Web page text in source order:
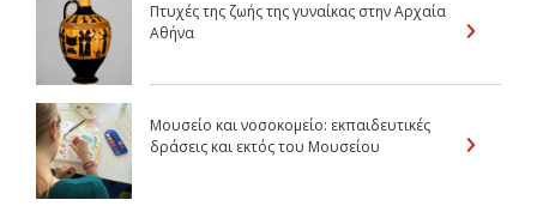
Πτυχές της ζωής της γυναίκας στην Αρχαία
Αθήνα
Μουσείο και νοσοκομείο: εκπαιδευτικές
δράσεις και εκτός του Μουσείου